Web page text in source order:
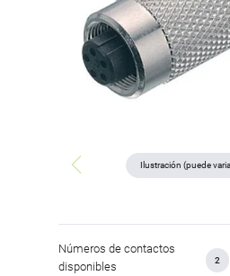
Números de contactos
disponibles
2